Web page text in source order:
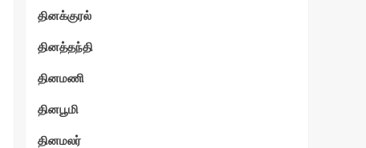
தினக்குரல்
தினத்தந்தி
தினமணி
தினபூமி
தினமலர்